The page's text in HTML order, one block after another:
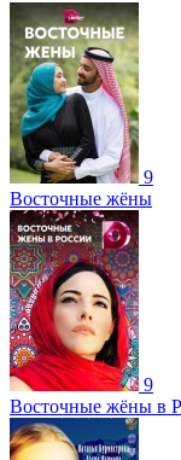
9
Восточные жёны
9
Восточные жёны в